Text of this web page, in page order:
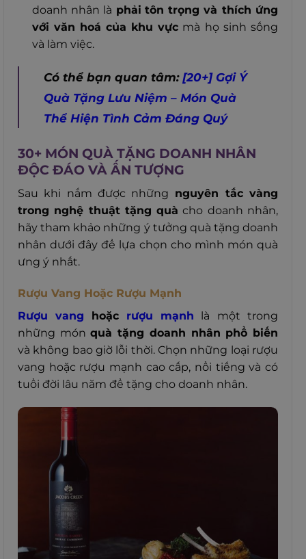
doanh nhân là phải tôn trọng và thích ứng
với văn hoá của khu vực mà họ sinh sống
và làm việc.
Có thể bạn quan tâm:[20+] Gợi Ý
Quà Tặng Lưu Niệm – Món Quà
Thể Hiện Tình Cảm Đáng Quý
30+ MÓN QUÀ TẶNG DOANH NHÂN
ĐỘC ĐÁO VÀ ẤN TƯỢNG
Sau khi nắm được những nguyên tắc vàng
trong nghệ thuật tặng quà cho doanh nhân,
hãy tham khảo những ý tưởng quà tặng doanh
nhân dưới đây để lựa chọn cho mình món quà
ưng ý nhất.
Rượu Vang Hoặc Rượu Mạnh
Rượu vang
hoặc rượu mạnh là một trong
những mónquà tặng doanh nhân phổ biến
và không bao giờ lỗi thời. Chọn những loại rượu
vang hoặc rượu mạnh cao cấp, nổi tiếng và có
tuổi đời lâu năm để tặng cho doanh nhân.